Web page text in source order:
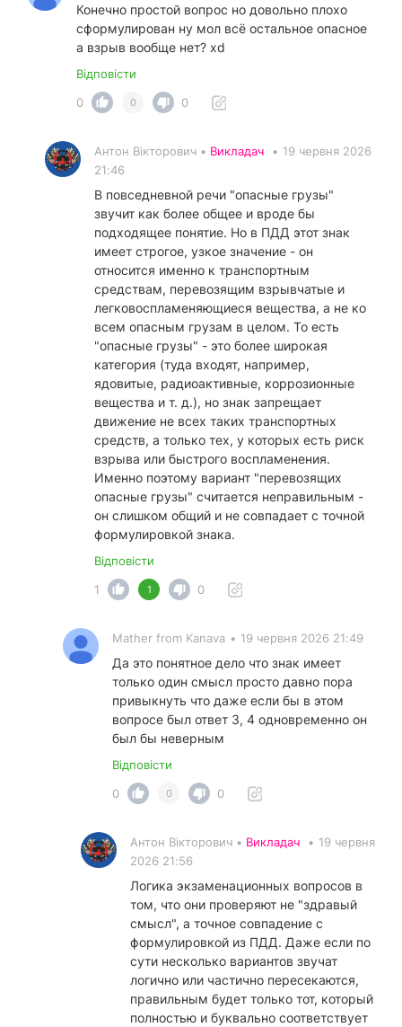
Конечно простой вопрос но довольно плохо
сформулирован ну мол всё остальное опасное
а взрыв вообще нет? xd
Відповісти
0
0 0
Антон Вікторович • Викладач • 19 червня 2026
21:46
В повседневной речи "опасные грузы"
звучит как более общее и вроде бы
подходящее понятие. Но в ПДД этот знак
имеет строгое, узкое значение - он
относится именно к транспортным
средствам, перевозящим взрывчатые и
легковоспламеняющиеся вещества, а не ко
всем опасным грузам в целом. То есть
"опасные грузы" - это более широкая
категория (туда входят, например,
ядовитые, радиоактивные, коррозионные
вещества и т. д.), но знак запрещает
движение не всех таких транспортных
средств, а только тех, у которых есть риск
взрыва или быстрого воспламенения.
Именно поэтому вариант "перевозящих
опасные грузы" считается неправильным -
он слишком общий и не совпадает с точной
формулировкой знака.
Відповісти
1
1 0
Mather from Kanava • 19 червня 2026 21:49
Да это понятное дело что знак имеет
только один смысл просто давно пора
привыкнуть что даже если бы в этом
вопросе был ответ 3, 4 одновременно он
был бы неверным
Відповісти
0
0 0
Антон Вікторович • Викладач • 19 червня
2026 21:56
Логика экзаменационных вопросов в
том, что они проверяют не "здравый
смысл", а точное совпадение с
формулировкой из ПДД. Даже если по
сути несколько вариантов звучат
логично или частично пересекаются,
правильным будет только тот, который
полностью и буквально соответствует